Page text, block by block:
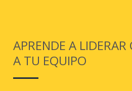
APRENDE A LIDERAR
A TU EQUIPO